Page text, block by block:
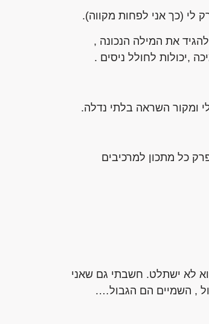
לי (כך אני לפחות מקווה).
את המילה הנכונה ,
,יכולות לחולל ניסים .
ומקור השראה בלתי נדלה.
כל מתכון למרכיבים
לא ישתלט. חשבתי גם שאני
, השמיים הם הגבול….